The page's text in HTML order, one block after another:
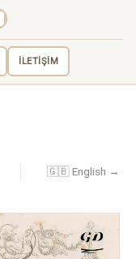
İLETİŞİM
🇬🇧 English →